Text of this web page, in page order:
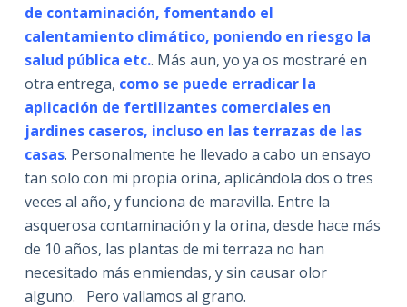
de contaminación, fomentando el
calentamiento climático, poniendo en riesgo la
salud pública etc.. Más aun, yo ya os mostraré en
otra entrega, como se puede erradicar la
aplicación de fertilizantes comerciales en
jardines caseros, incluso en las terrazas de las
casas. Personalmente he llevado a cabo un ensayo
tan solo con mi propia orina, aplicándola dos o tres
veces al año, y funciona de maravilla. Entre la
asquerosa contaminación y la orina, desde hace más
de 10 años, las plantas de mi terraza no han
necesitado más enmiendas, y sin causar olor
alguno. Pero vallamos al grano.